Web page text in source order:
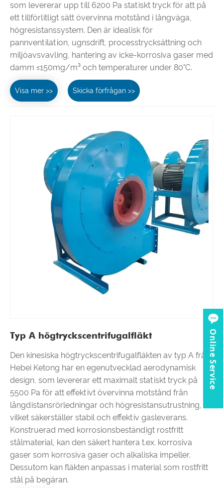
som levererar upp till 6200 Pa statiskt tryck för att på
ett tillförlitligt sätt övervinna motstånd i långväga,
högresistanssystem. Den är idealisk för
pannventilation, ugnsdrift, processtrycksättning och
miljöavsvavling, hantering av icke-korrosiva gaser med
damm ≤150mg/m³ och temperaturer under 80°C.
Visa mer >> Skicka förfrågan >>
Typ A högtryckscentrifugalfläkt
Den kinesiska högtryckscentrifugalfläkten av typ A från
Hebei Ketong har en egenutvecklad aerodynamisk
design, som levererar ett maximalt statiskt tryck på
5500 Pa för att effektivt övervinna motstånd från
långdistansrörledningar och högresistansutrustning,
vilket säkerställer stabil och effektiv gasleverans.
Konstruerad med korrosionsbeständigt rostfritt
stålmaterial, kan den säkert hantera t.ex. korrosiva
gaser som korrosiva gaser och alkaliska impeller.
Dessutom kan fläkten anpassas i material som rostfritt
stål på begäran.
Online Service